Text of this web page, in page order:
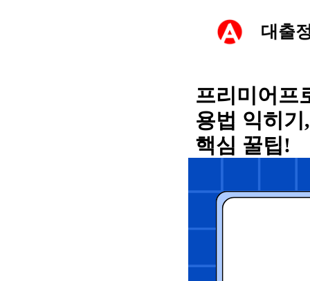
대출
프리미어프
용법 익히
핵심 꿀팁!